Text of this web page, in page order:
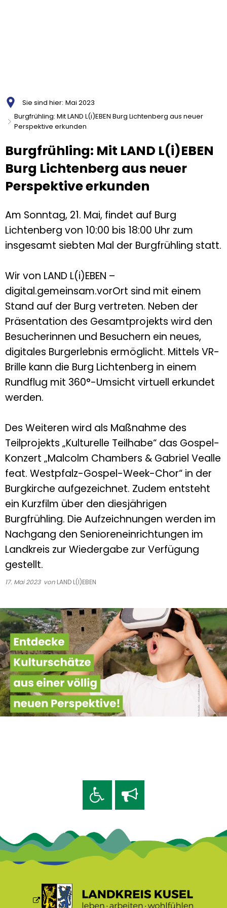
Sie sind hier: Mai 2023
Burgfrühling: Mit LAND L(i)EBEN Burg Lichtenberg aus neuer
Perspektive erkunden
Burgfrühling: Mit LAND L(i)EBEN
Burg Lichtenberg aus neuer
Perspektive erkunden
Am Sonntag, 21. Mai, findet auf Burg
Lichtenberg von 10:00 bis 18:00 Uhr zum
insgesamt siebten Mal der Burgfrühling statt.
Wir von LAND L(i)EBEN –
digital.gemeinsam.vorOrt sind mit einem
Stand auf der Burg vertreten. Neben der
Präsentation des Gesamtprojekts wird den
Besucherinnen und Besuchern ein neues,
digitales Burgerlebnis ermöglicht. Mittels VR-
Brille kann die Burg Lichtenberg in einem
Rundflug mit 360°-Umsicht virtuell erkundet
werden.
Des Weiteren wird als Maßnahme des
Teilprojekts „Kulturelle Teilhabe“ das Gospel-
Konzert „Malcolm Chambers & Gabriel Vealle
feat. Westpfalz-Gospel-Week-Chor“ in der
Burgkirche aufgezeichnet. Zudem entsteht
ein Kurzfilm über den diesjährigen
Burgfrühling. Die Aufzeichnungen werden im
Nachgang den Senioreneinrichtungen im
Landkreis zur Wiedergabe zur Verfügung
gestellt.
17. Mai 2023 von LAND L(I)EBEN